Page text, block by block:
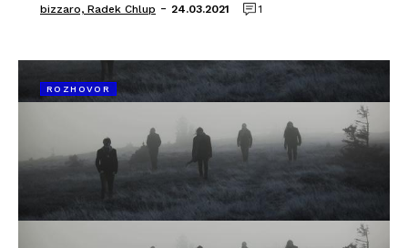
bizzaro, Radek Chlup - 24.03.2021 1
ROZHOVOR